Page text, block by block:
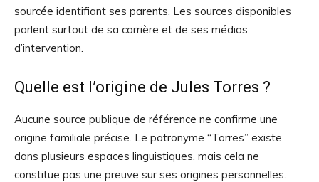
sourcée identifiant ses parents. Les sources disponibles
parlent surtout de sa carrière et de ses médias
d’intervention.
Quelle est l’origine de Jules Torres ?
Aucune source publique de référence ne confirme une
origine familiale précise. Le patronyme “Torres” existe
dans plusieurs espaces linguistiques, mais cela ne
constitue pas une preuve sur ses origines personnelles.